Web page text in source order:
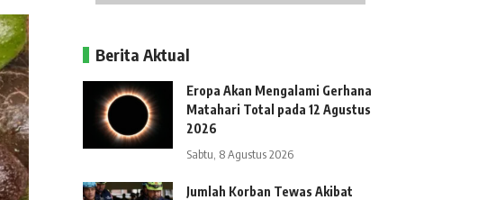
Berita Aktual
Eropa Akan Mengalami Gerhana
Matahari Total pada 12 Agustus
2026
Sabtu, 8 Agustus 2026
Jumlah Korban Tewas Akibat